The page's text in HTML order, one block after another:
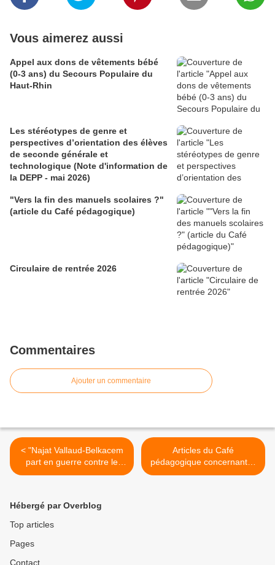
Vous aimerez aussi
Appel aux dons de vêtements bébé
(0-3 ans) du Secours Populaire du
Haut-Rhin
Les stéréotypes de genre et
perspectives d’orientation des élèves
de seconde générale et
technologique (Note d'information de
la DEPP - mai 2026)
"Vers la fin des manuels scolaires ?"
(article du Café pédagogique)
Circulaire de rentrée 2026
Commentaires
Ajouter un commentaire
< "Najat Vallaud-Belkacem
part en guerre contre le
décrochage scolaire"
Articles du Café
pédagogique concernant le
décrochage scolaire >
Hébergé par Overblog
Top articles
Pages
Contact